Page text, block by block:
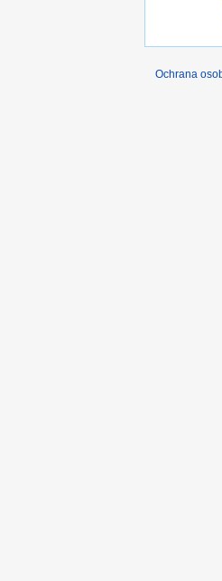
Ochrana